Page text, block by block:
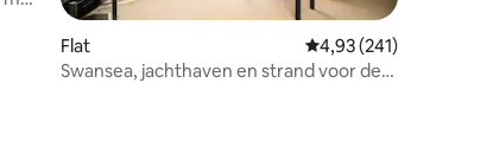
Flat Gemiddelde
4,93 (241)
Swansea, jachthaven en strand voor de